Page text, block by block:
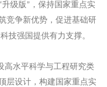
级版”，保持国家重点实
竞争新优势，促进基础研
科技强国提供有力支撑。
水平科学与工程研究类
层设计，构建国家重点实